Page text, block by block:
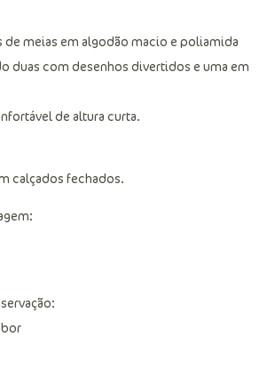
de meias em algodão macio e poliamida
duas com desenhos divertidos e uma em
de altura curta.
calçados fechados.